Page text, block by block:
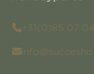
+31(0)85 07